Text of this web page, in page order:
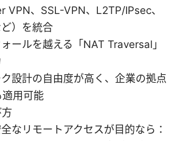
VPN、SSL-VPN、L2TP/IPsec、
）を統合
ールを越える「NAT Traversal」
設計の自由度が高く、企業の拠点
用可能
なリモートアクセスが目的なら：